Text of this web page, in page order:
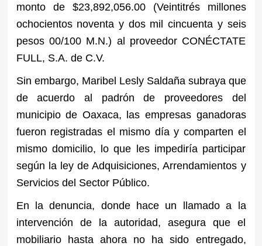
monto de $23,892,056.00 (Veintitrés millones
ochocientos noventa y dos mil cincuenta y seis
pesos 00/100 M.N.) al proveedor CONÉCTATE
FULL, S.A. de C.V.
Sin embargo, Maribel Lesly Saldaña subraya que
de acuerdo al padrón de proveedores del
municipio de Oaxaca, las empresas ganadoras
fueron registradas el mismo día y comparten el
mismo domicilio, lo que les impediría participar
según la ley de Adquisiciones, Arrendamientos y
Servicios del Sector Público.
En la denuncia, donde hace un llamado a la
intervención de la autoridad, asegura que el
mobiliario hasta ahora no ha sido entregado,